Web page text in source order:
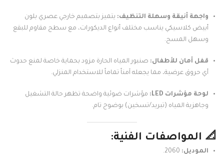
واجهة أنيقة وسهلة التنظيف: يتميز بتصميم خارجي عصري بلون
أبيض كلاسيكي يناسب مختلف أنواع الديكورات، مع سطح مقاوم للبقع
وسهل المسح.
قفل أمان للأطفال: صنبور المياه الحارة مزود بحماية خاصة لمنع حدوث
أي حروق عرضية، مما يجعله آمناً تماماً للاستخدام المنزلي.
لوحة مؤشرات LED:
مؤشرات ضوئية واضحة تظهر حالة التشغيل
وجاهزية المياه (تبريد/تسخين) بوضوح تام.
📐 المواصفات الفنية:
الموديل: